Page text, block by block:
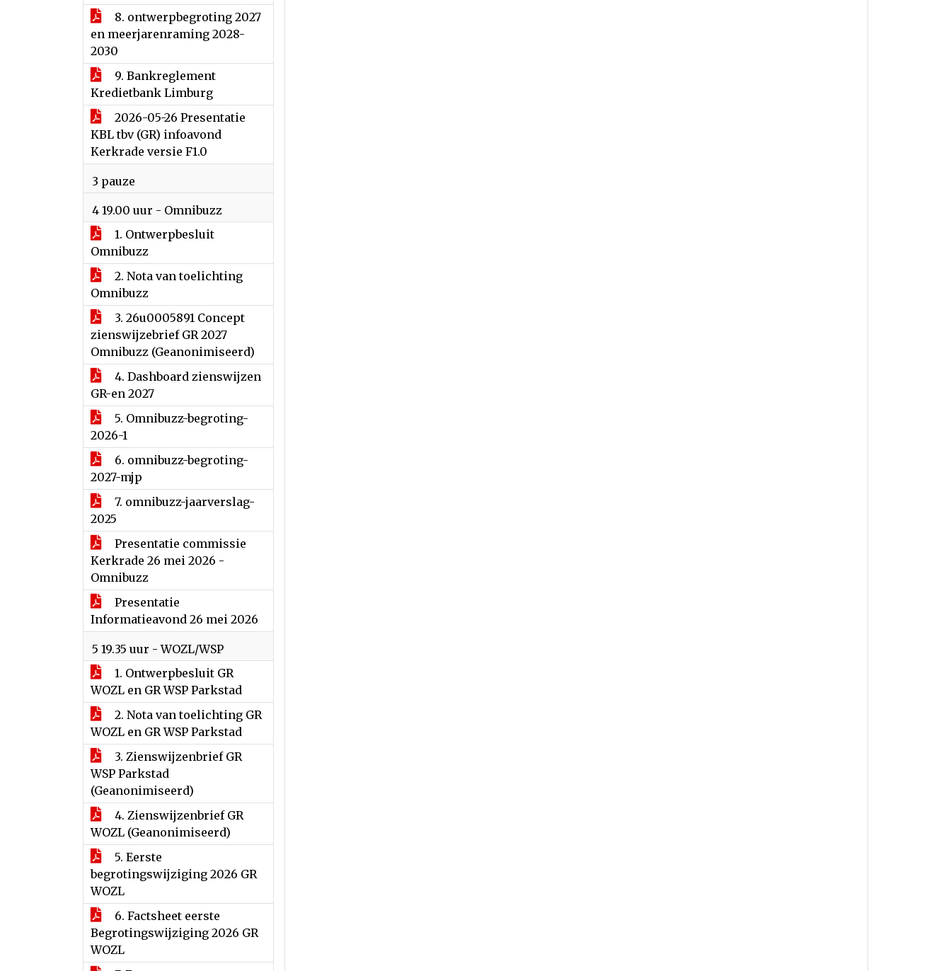
8. ontwerpbegroting 2027
en meerjarenraming 2028-
2030
9. Bankreglement
Kredietbank Limburg
2026-05-26 Presentatie
KBL tbv (GR) infoavond
Kerkrade versie F1.0
3 pauze
4 19.00 uur - Omnibuzz
1. Ontwerpbesluit
Omnibuzz
2. Nota van toelichting
Omnibuzz
3. 26u0005891 Concept
zienswijzebrief GR 2027
Omnibuzz (Geanonimiseerd)
4. Dashboard zienswijzen
GR-en 2027
5. Omnibuzz-begroting-
2026-1
6. omnibuzz-begroting-
2027-mjp
7. omnibuzz-jaarverslag-
2025
Presentatie commissie
Kerkrade 26 mei 2026 -
Omnibuzz
Presentatie
Informatieavond 26 mei 2026
5 19.35 uur - WOZL/WSP
1. Ontwerpbesluit GR
WOZL en GR WSP Parkstad
2. Nota van toelichting GR
WOZL en GR WSP Parkstad
3. Zienswijzenbrief GR
WSP Parkstad
(Geanonimiseerd)
4. Zienswijzenbrief GR
WOZL (Geanonimiseerd)
5. Eerste
begrotingswijziging 2026 GR
WOZL
6. Factsheet eerste
Begrotingswijziging 2026 GR
WOZL